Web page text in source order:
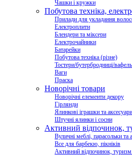
Чашки і кружки
Побутова техніка,
Прилади для укладання
Електроплити
Блендери та міксери
Електрочайники
Батарейки
Побутова техніка (різне)
Тостери/бутербродниці/
Ваги
Праска
Новорічні товари
Новорічні елементи декору
Гірлянди
Ялинкові іграшки та аксесуари
Штучні ялинки і сосни
Активний відпочинок,
Вуличні меблі, парасольки та
Все для барбекю, пікніків
Активний відпочинок, туризм